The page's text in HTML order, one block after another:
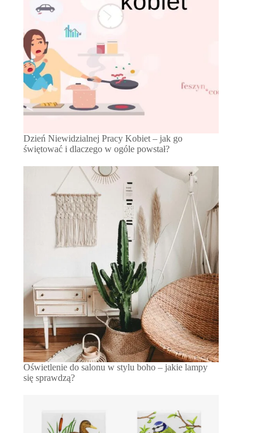
Dzień Niewidzialnej Pracy Kobiet – jak go
świętować i dlaczego w ogóle powstał?
Oświetlenie do salonu w stylu boho – jakie lampy
się sprawdzą?